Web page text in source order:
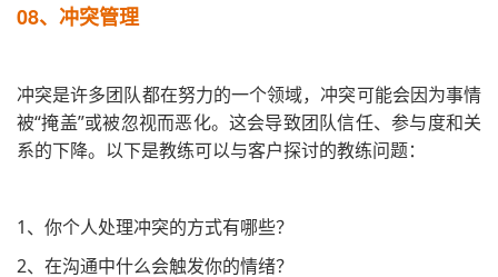
08、 冲突管理
冲突是许多团队都在努力的一个领域，冲突可能会因为事情
被“掩盖”或被忽视而恶化。这会导致团队信任、参与度和关
系的下降。以下是教练可以与客户探讨的教练问题：
1、你个人处理冲突的方式有哪些？
2、在沟通中什么会触发你的情绪？